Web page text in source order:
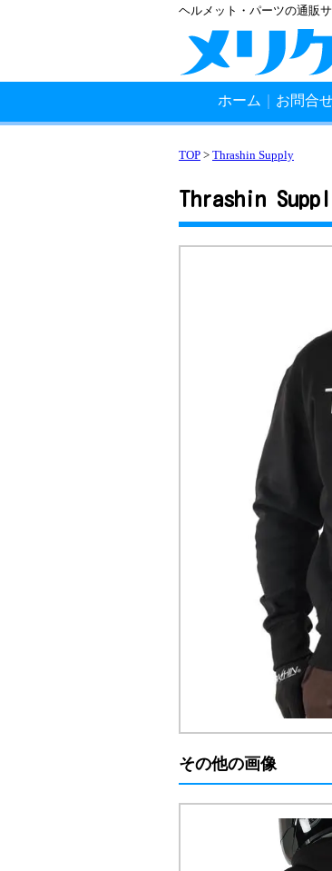
ヘルメット・パーツの通販
ホーム お問合
TOP > Thrashin Supply
Thrashin
その他の画像